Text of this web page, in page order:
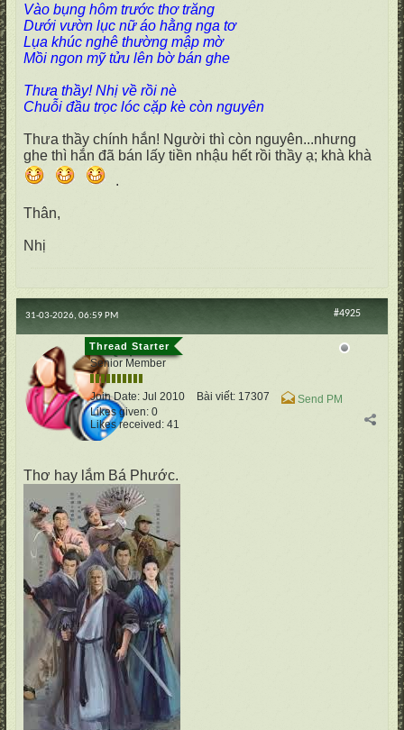
Vào bụng hôm trước thơ trăng
Dưới vườn lục nữ áo hằng nga tơ
Lụa khúc nghê thường mập mờ
Mồi ngon mỹ tửu lên bờ bán ghe
Thưa thầy! Nhị về rồi nè
Chuỗi đầu trọc lóc cặp kè còn nguyên
Thưa thầy chính hắn! Người thì còn nguyên...nhưng
ghe thì hắn đã bán lấy tiền nhậu hết rồi thầy ạ; khà khà
.
Thân,
Nhị
#4925
31-03-2026, 06:59 PM
cố Quận
Senior Member
Join Date: Jul 2010 Bài viết: 17307
Send PM
Likes given: 0
Likes received: 41
Thơ hay lắm Bá Phước.